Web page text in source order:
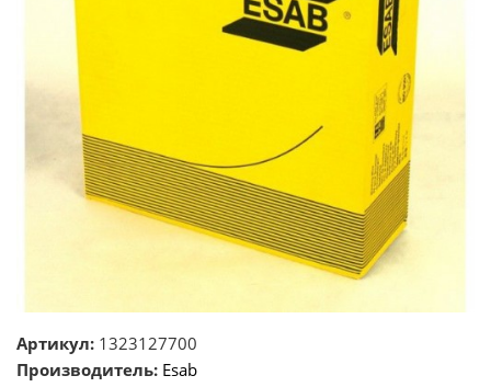
Артикул: 1323127700
Производитель: Esab